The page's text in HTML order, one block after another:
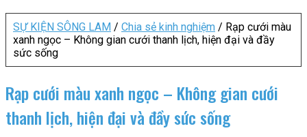
SỰ KIỆN SÔNG LAM / Chia sẻ kinh nghiệm / Rạp cưới màu
xanh ngọc – Không gian cưới thanh lịch, hiện đại và đầy
sức sống
Rạp cưới màu xanh ngọc – Không gian cưới
thanh lịch, hiện đại và đầy sức sống